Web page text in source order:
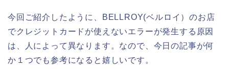
今回ご紹介したように、BELLROY(ベルロイ）のお店
でクレジットカードが使えないエラーが発生する原因
は、人によって異なります。なので、今日の記事が何
か１つでも参考になると嬉しいです。